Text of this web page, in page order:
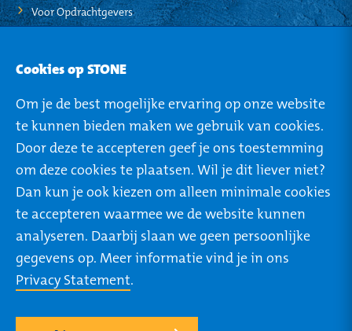
Cookies op STONE
Om je de best mogelijke ervaring op onze website
te kunnen bieden maken we gebruik van cookies.
Door deze te accepteren geef je ons toestemming
om deze cookies te plaatsen. Wil je dit liever niet?
Dan kun je ook kiezen om alleen minimale cookies
te accepteren waarmee we de website kunnen
analyseren. Daarbij slaan we geen persoonlijke
gegevens op. Meer informatie vind je in ons
Privacy Statement.
ROTTERDAM
Rivium Boulevard 46
2909 LK Capelle a/d
IJssel
+31 (0) 85 273 64 27
TILBURG
Ringbaan West 304
Voor Opdrachtgevers
STO-NEWS
Mijn STONE
Privacy